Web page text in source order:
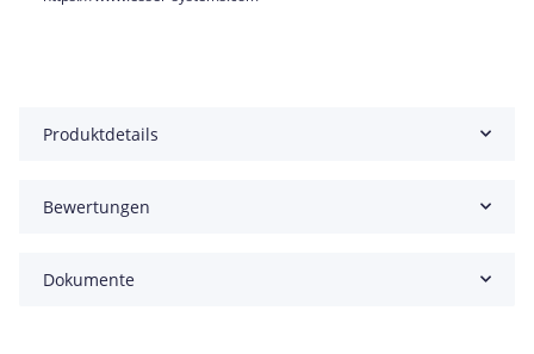
Produktdetails
Bewertungen
Dokumente